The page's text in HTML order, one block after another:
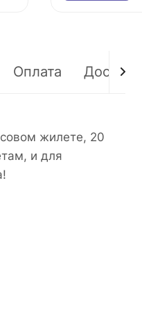
Оплата
жилете, 20
и для